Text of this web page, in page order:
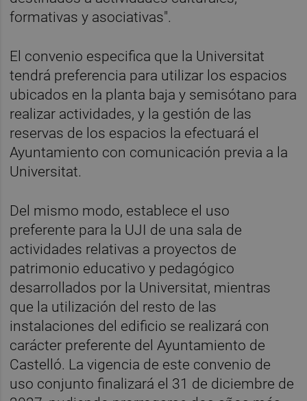
formativas y asociativas".
El convenio especifica que la Universitat
tendrá preferencia para utilizar los espacios
ubicados en la planta baja y semisótano para
realizar actividades, y la gestión de las
reservas de los espacios la efectuará el
Ayuntamiento con comunicación previa a la
Universitat.
Del mismo modo, establece el uso
preferente para la UJI de una sala de
actividades relativas a proyectos de
patrimonio educativo y pedagógico
desarrollados por la Universitat, mientras
que la utilización del resto de las
instalaciones del edificio se realizará con
carácter preferente del Ayuntamiento de
Castelló. La vigencia de este convenio de
uso conjunto finalizará el 31 de diciembre de